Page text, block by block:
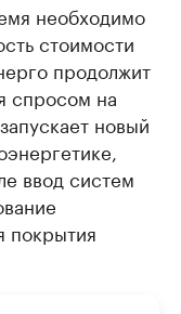
необходимо
стоимости
продолжит
спросом на
новый
ввод систем
покрытия